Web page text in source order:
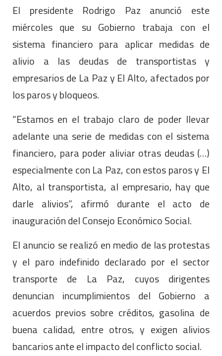
El presidente Rodrigo Paz anunció este
miércoles que su Gobierno trabaja con el
sistema financiero para aplicar medidas de
alivio a las deudas de transportistas y
empresarios de La Paz y El Alto, afectados por
los paros y bloqueos.
“Estamos en el trabajo claro de poder llevar
adelante una serie de medidas con el sistema
financiero, para poder aliviar otras deudas (…)
especialmente con La Paz, con estos paros y El
Alto, al transportista, al empresario, hay que
darle alivios”, afirmó durante el acto de
inauguración del Consejo Económico Social.
El anuncio se realizó en medio de las protestas
y el paro indefinido declarado por el sector
transporte de La Paz, cuyos dirigentes
denuncian incumplimientos del Gobierno a
acuerdos previos sobre créditos, gasolina de
buena calidad, entre otros, y exigen alivios
bancarios ante el impacto del conflicto social.